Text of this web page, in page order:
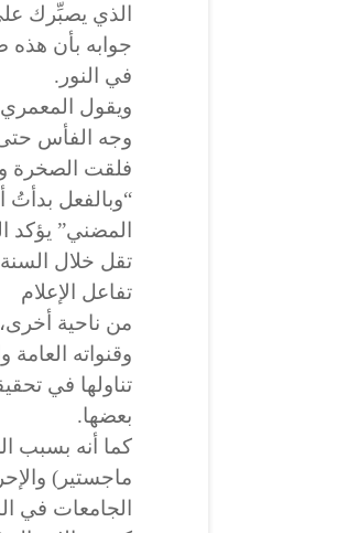
الذي يصبِّرك
جوابه بأن هذه
في النور.
ويقول
فلقت الصخرة
المضني” يؤكد
تقل خلال السنة الأخيرة (2020)
تفاعل الإعلام
من ناحية
وقنواته العامة
تناولها في
بعضها.
كما أنه بسبب
ماجستير)
الجامعات في